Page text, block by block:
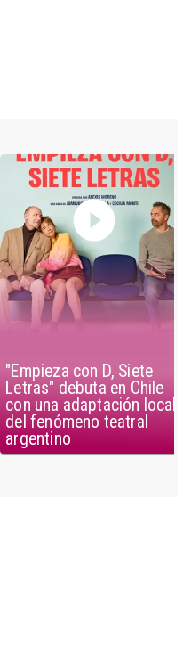
"Empieza con D, Siete
Letras" debuta en Chile
con una adaptación local
del fenómeno teatral
argentino